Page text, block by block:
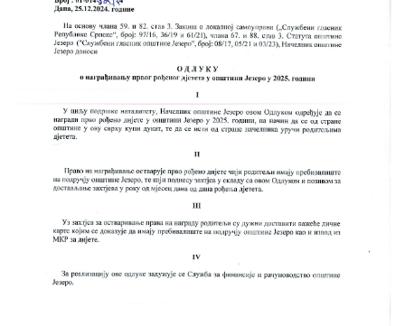
СКУПШТИНА
Статут Општине
Скупштинско вијеће општине језеро
Састав Скупштине
Службени Гласници
ОПШТИНСКА УПРАВА
ИНФО